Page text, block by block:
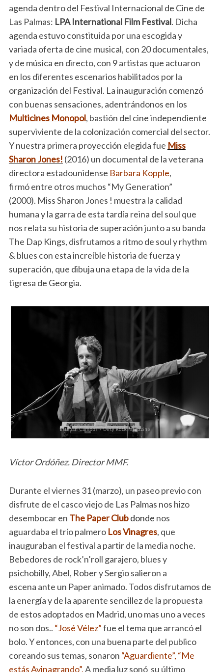
agenda dentro del Festival Internacional de Cine de
Las Palmas: LPA International Film Festival. Dicha
agenda estuvo constituida por una escogida y
variada oferta de cine musical, con 20 documentales,
y de música en directo, con 9 artistas que actuaron
en los diferentes escenarios habilitados por la
organización del Festival. La inauguración comenzó
con buenas sensaciones, adentrándonos en los
Multicines Monopol, bastión del cine independiente
superviviente de la colonización comercial del sector.
Y nuestra primera proyección elegida fue Miss
Sharon Jones! (2016) un documental de la veterana
directora estadounidense Barbara Kopple,
firmó entre otros muchos “My Generation”
(2000). Miss Sharon Jones ! muestra la calidad
humana y la garra de esta tardía reina del soul que
nos relata su historia de superación junto a su banda
The Dap Kings, disfrutamos a ritmo de soul y rhythm
& blues con esta increíble historia de fuerza y
superación, que dibuja una etapa de la vida de la
tigresa de Georgia.
Víctor Ordóñez. Director MMF.
Durante el viernes 31 (marzo), un paseo previo con
disfrute de el casco viejo de Las Palmas nos hizo
desembocar en The Paper Clubdonde nos
aguardaba el trío palmero Los Vinagres, que
inauguraban el festival a partir de la media noche.
Bebedores de rock’n’roll garajero, blues y
psichobilly, Abel, Rober y Sergio salieron a
escena ante un Paper animado. Todos disfrutamos de
la energía y de la aparente sencillez de la propuesta
de estos adoptados en Madrid, uno mas uno a veces
no son dos.. “José Vélez”fue el tema que arrancó el
bolo. Y entonces, con una buena parte del publico
coreando sus temas, sonaron “Aguardiente”, “Me
estás Avinagrando”.A media luz sonó su último